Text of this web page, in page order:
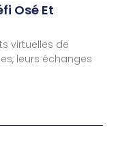
Osé Et
virtuelles de
leurs échanges